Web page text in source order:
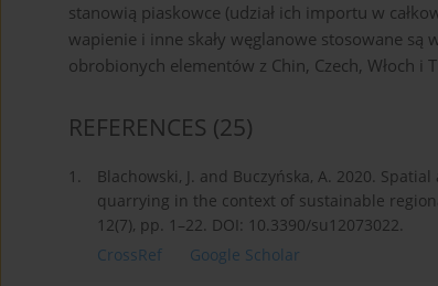
stanowią piaskowce (udział ich importu w
wapienie i inne skały węglanowe stosowane
obrobionych elementów z Chin, Czech, Włoch i
REFERENCES (25)
1.
Blachowski, J. and Buczyńska, A. 2020.
quarrying in the context of sustainable
12(7), pp. 1–22. DOI: 10.3390/su12073022.
CrossRef
Google Scholar